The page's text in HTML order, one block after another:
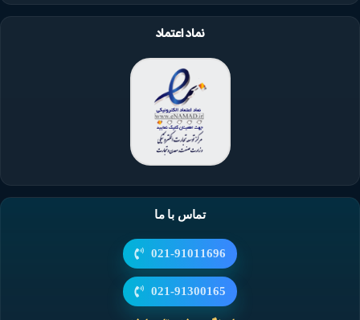
نماد اعتماد
تماس با ما
021-91011696
021-91300165